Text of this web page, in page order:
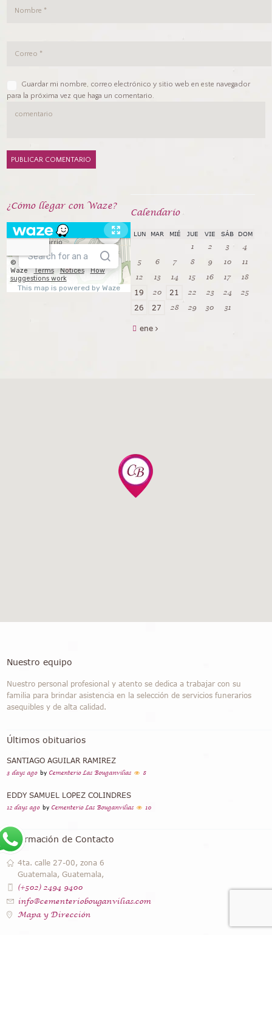
Guardar mi nombre, correo electrónico y sitio web en este navegador
para la próxima vez que haga un comentario.
¿Cómo llegar con Waze?
Calendarío
LUN MAR MIÉ JUE VIE SÁB DOM
1 2 3
4
5
6 7 8 9 10
11
12
13 14 15 16 17 18
19 20 21 22 23 24 25
26 27 28 29 30 31
ene
Nuestro equipo
Nuestro personal profesional y atento se dedica a trabajar con su
familia para brindar asistencia en la selección de servicios funerarios
asequibles y de alta calidad.
Últimos obituarios
SANTIAGO AGUILAR RAMIREZ
3 days ago by Cementerio Las Bouganvilias 8
EDDY SAMUEL LOPEZ COLINDRES
12 days ago by Cementerio Las Bouganvilias 10
Información de Contacto
4ta. calle 27-00, zona 6
Guatemala, Guatemala,
(+502) 2494 9400
info@cementeriobouganvilias.com
Mapa y Dirección